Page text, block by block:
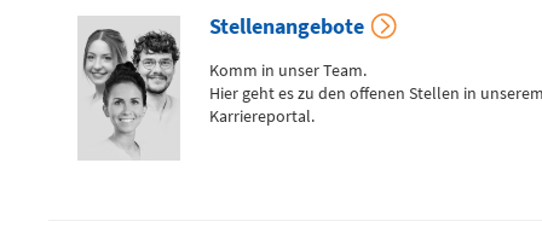
Kinderchirurgische
Notfallambulanz
(0 bis 24 Uhr)
Flemmingstraße 2 (N022/Haus
Stellenangebote
Komm in unser Team.
Hier geht es zu den offenen Stellen in
Karriereportal.